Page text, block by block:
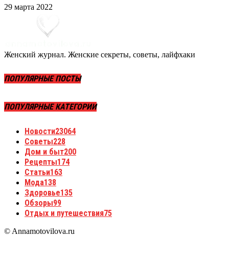
29 марта 2022
Женский журнал. Женские секреты, советы, лайфхаки
ПОПУЛЯРНЫЕ ПОСТЫ
ПОПУЛЯРНЫЕ КАТЕГОРИИ
Новости23064
Советы228
Дом и быт200
Рецепты174
Статьи163
Мода138
Здоровье135
Обзоры99
Отдых и путешествия75
© Annamotovilova.ru